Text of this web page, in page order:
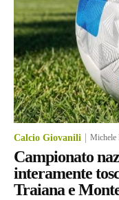
Calcio Giovanili Michele
Campionato
interamente
Traiana e